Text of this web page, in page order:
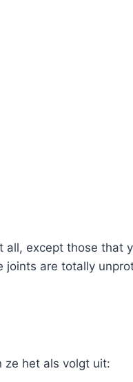
all, except those
joints are totally
ze het als volgt uit: